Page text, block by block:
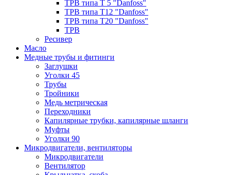
ТРВ типа Т 5 "Danfoss"
ТРВ типа Т12 "Danfoss"
ТРВ типа Т20 "Danfoss"
ТРВ
Ресивер
Масло
Медные трубы и фитинги
Заглушки
Уголки 45
Трубы
Тройники
Медь метрическая
Переходники
Капилярные трубки, капилярные шланги
Муфты
Уголки 90
Микродвигатели, вентиляторы
Микродвигатели
Вентилятор